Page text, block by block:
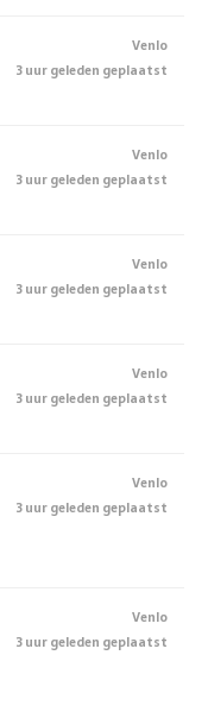
Venlo
3 uur geleden geplaatst
Venlo
3 uur geleden geplaatst
Venlo
3 uur geleden geplaatst
Venlo
3 uur geleden geplaatst
Venlo
3 uur geleden geplaatst
Venlo
3 uur geleden geplaatst